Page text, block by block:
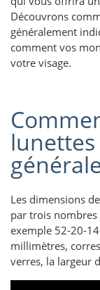
Découvrons
généralement
comment vos
votre visage.
Les dimensions
par trois nombres
exemple 52-20-
millimètres,
verres, la largeur